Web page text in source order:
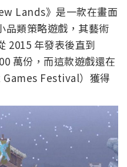
Lands》是一款在畫面
品類策略遊戲，其藝術
2015 年發表後直到
萬份，而這款遊戲還在
Festival）獲得